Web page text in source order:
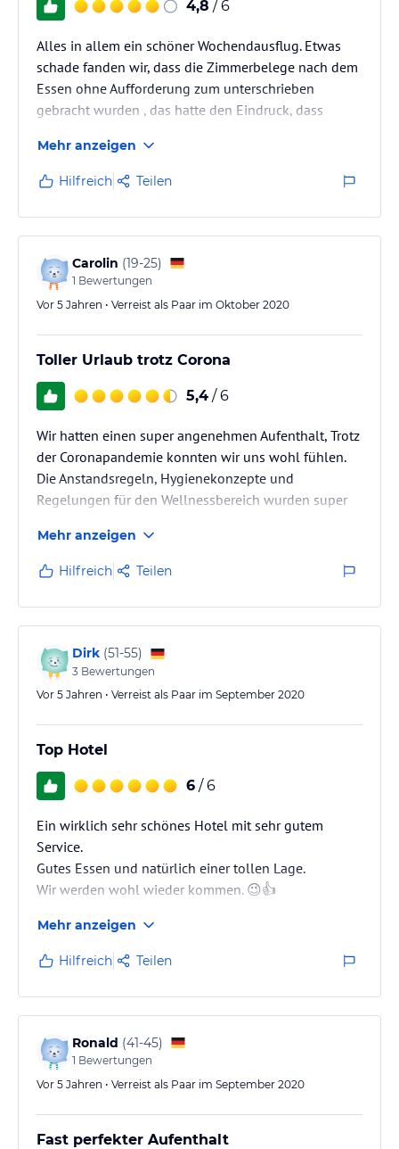
4,8 / 6
Alles in allem ein schöner Wochendausflug. Etwas
schade fanden wir, dass die Zimmerbelege nach dem
Essen ohne Aufforderung zum unterschrieben
gebracht wurden , das hatte den Eindruck, dass
Mehr anzeigen
Hilfreich Teilen
Carolin (19-25)
1 Bewertungen
Vor 5 Jahren • Verreist als Paar im Oktober 2020
Toller Urlaub trotz Corona
5,4 / 6
Wir hatten einen super angenehmen Aufenthalt, Trotz
der Coronapandemie konnten wir uns wohl fühlen.
Die Anstandsregeln, Hygienekonzepte und
Regelungen für den Wellnessbereich wurden super
schöne entspannte Tage. Und hat es an nichts gefehlt.
Die Zimmer waren super und sauber mit einem
wunderschönen Blick auf die Berge. Das Essen super
lecker. Das Einzige was währen unseres Aufenthalts
nicht funktioniert hat war das WLAN. Wir würden
jederzeit nochmal kommen.
Mehr anzeigen
Hilfreich Teilen
Dirk (51-55)
3 Bewertungen
Vor 5 Jahren • Verreist als Paar im September 2020
Top Hotel
6 / 6
Ein wirklich sehr schönes Hotel mit sehr gutem
Service.
Gutes Essen und natürlich einer tollen Lage.
Wir werden wohl wieder kommen. 😉👍
Mehr anzeigen
Hilfreich Teilen
Ronald (41-45)
1 Bewertungen
Vor 5 Jahren • Verreist als Paar im September 2020
Fast perfekter Aufenthalt